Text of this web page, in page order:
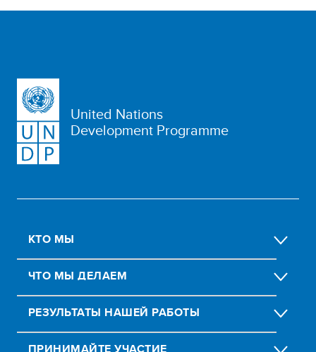
United Nations
Development Programme
КТО МЫ
ЧТО МЫ ДЕЛАЕМ
РЕЗУЛЬТАТЫ НАШЕЙ РАБОТЫ